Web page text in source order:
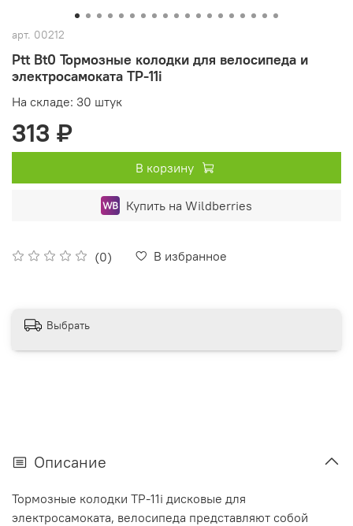
арт. 00212
Ptt Bt0 Тормозные колодки для велосипеда и
электросамоката TP-11i
(0) В избранное
На складе: 30 штук
313 ₽
В корзину
Купить на Wildberries
Выбрать
Описание
Тормозные колодки TP-11i дисковые для
электросамоката, велосипеда представляют собой